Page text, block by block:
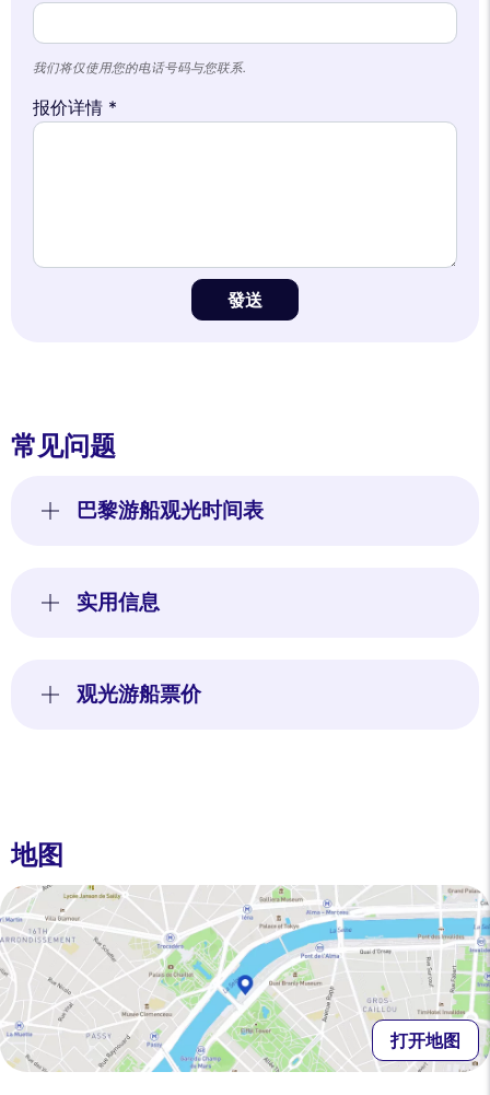
我们将仅使用您的电话号码与您联系.
报价详情 *
發送
常见问题
巴黎游船观光时间表
实用信息
观光游船票价
地图
打开地图